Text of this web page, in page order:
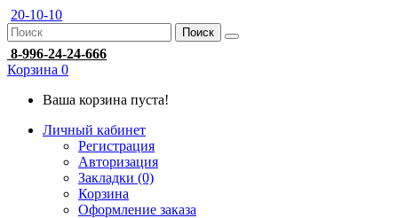
20-10-10
Поиск
8-996-24-24-666
Корзина 0
Ваша корзина пуста!
Личный кабинет
Регистрация
Авторизация
Закладки (0)
Корзина
Оформление заказа